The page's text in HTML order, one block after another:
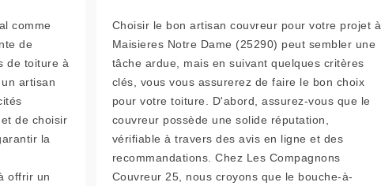
comme
de
de toiture à
artisan
de choisir
la
offrir un
Choisir le bon artisan couvreur pour votre projet à
Maisieres Notre Dame (25290) peut sembler une
tâche ardue, mais en suivant quelques critères
clés, vous vous assurerez de faire le bon choix
pour votre toiture. D'abord, assurez-vous que le
couvreur possède une solide réputation,
vérifiable à travers des avis en ligne et des
recommandations. Chez Les Compagnons
Couvreur 25, nous croyons que le bouche-à-